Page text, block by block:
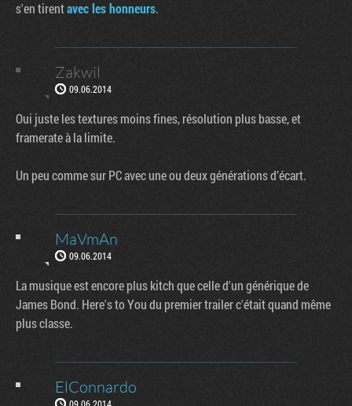
s'en tirentavec les honneurs.
Zakwil
09.06.2014
Oui juste les textures moins fines, résolution plus basse, et
framerate à la limite.
Un peu comme sur PC avec une ou deux générations d’écart.
MaVmAn
09.06.2014
La musique est encore plus kitch que celle d'un générique de
James Bond. Here's to You du premier trailer c'était quand même
plus classe.
ElConnardo